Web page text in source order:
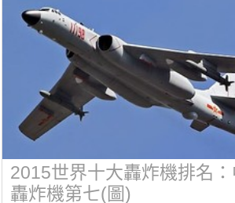
2015世界十大轟炸機排名
轟炸機第七(圖)